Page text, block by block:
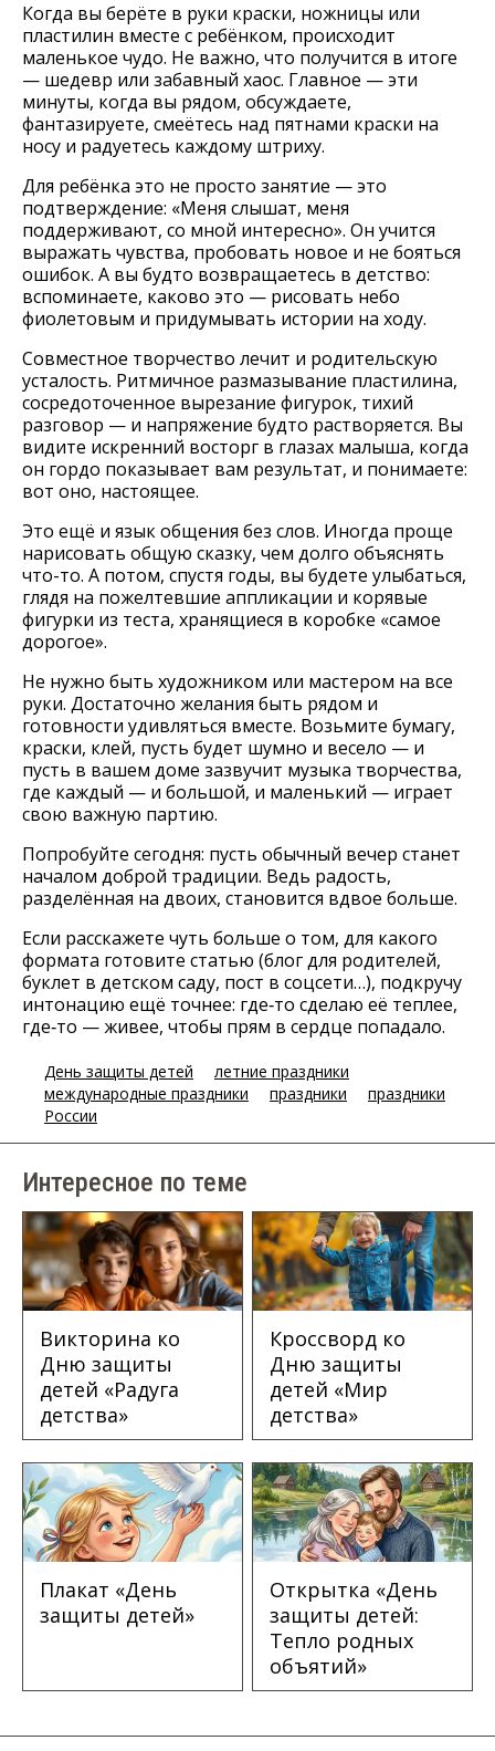
Когда вы берёте в руки краски, ножницы или
пластилин вместе с ребёнком, происходит
маленькое чудо. Не важно, что получится в итоге
— шедевр или забавный хаос. Главное — эти
минуты, когда вы рядом, обсуждаете,
фантазируете, смеётесь над пятнами краски на
носу и радуетесь каждому штриху.
Для ребёнка это не просто занятие — это
подтверждение: «Меня слышат, меня
поддерживают, со мной интересно». Он учится
выражать чувства, пробовать новое и не бояться
ошибок. А вы будто возвращаетесь в детство:
вспоминаете, каково это — рисовать небо
фиолетовым и придумывать истории на ходу.
Совместное творчество лечит и родительскую
усталость. Ритмичное размазывание пластилина,
сосредоточенное вырезание фигурок, тихий
разговор — и напряжение будто растворяется. Вы
видите искренний восторг в глазах малыша, когда
он гордо показывает вам результат, и понимаете:
вот оно, настоящее.
Это ещё и язык общения без слов. Иногда проще
нарисовать общую сказку, чем долго объяснять
что-то. А потом, спустя годы, вы будете улыбаться,
глядя на пожелтевшие аппликации и корявые
фигурки из теста, хранящиеся в коробке «самое
дорогое».
Не нужно быть художником или мастером на все
руки. Достаточно желания быть рядом и
готовности удивляться вместе. Возьмите бумагу,
краски, клей, пусть будет шумно и весело — и
пусть в вашем доме зазвучит музыка творчества,
где каждый — и большой, и маленький — играет
свою важную партию.
Попробуйте сегодня: пусть обычный вечер станет
началом доброй традиции. Ведь радость,
разделённая на двоих, становится вдвое больше.
Если расскажете чуть больше о том, для какого
формата готовите статью (блог для родителей,
буклет в детском саду, пост в соцсети…), подкручу
интонацию ещё точнее: где‑то сделаю её теплее,
где‑то — живее, чтобы прям в сердце попадало.
День защиты детей
летние праздники
международные праздники
праздники
праздники
России
Интересное по теме
Викторина ко
Дню защиты
детей «Радуга
детства»
Кроссворд ко
Дню защиты
детей «Мир
детства»
Плакат «День
защиты детей»
Открытка «День
защиты детей:
Тепло родных
объятий»